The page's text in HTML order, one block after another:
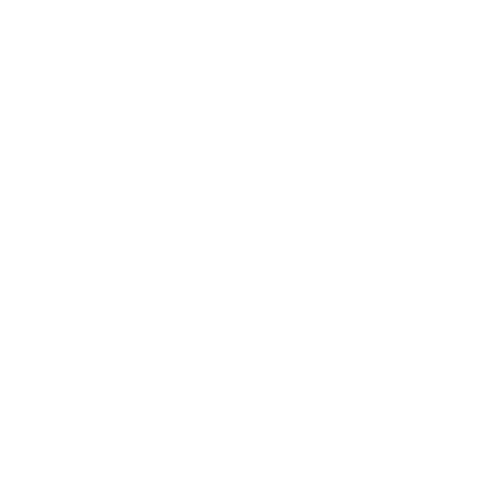
our email notification within 72 hours with
information, they will then forfeit their
other words, the next drawing would be
Name.
skill-testing question without the